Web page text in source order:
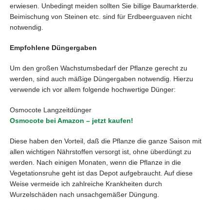
erwiesen. Unbedingt meiden sollten Sie billige Baumarkterde.
Beimischung von Steinen etc. sind für Erdbeerguaven nicht
notwendig.
Empfohlene Düngergaben
Um den großen Wachstumsbedarf der Pflanze gerecht zu
werden, sind auch mäßige Düngergaben notwendig. Hierzu
verwende ich vor allem folgende hochwertige Dünger:
Osmocote Langzeitdünger
Osmocote bei Amazon – jetzt kaufen!
Diese haben den Vorteil, daß die Pflanze die ganze Saison mit
allen wichtigen Nährstoffen versorgt ist, ohne überdüngt zu
werden. Nach einigen Monaten, wenn die Pflanze in die
Vegetationsruhe geht ist das Depot aufgebraucht. Auf diese
Weise vermeide ich zahlreiche Krankheiten durch
Wurzelschäden nach unsachgemäßer Düngung.